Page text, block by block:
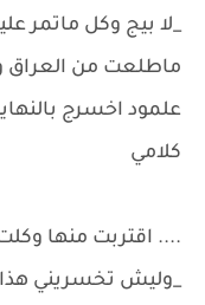
_لا بيج وكل ماتمر
ماطلعت من العراق
علمود اخسرج
كلامي
.... اقتربت منها
_وليش تخسريني هذا